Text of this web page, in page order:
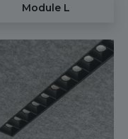
Module L